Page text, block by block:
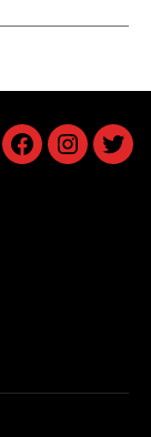
Facebook